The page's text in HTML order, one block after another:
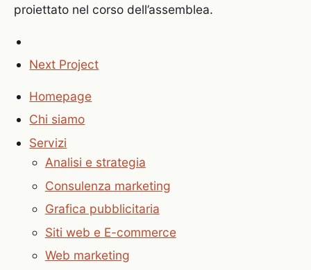
proiettato nel corso dell’assemblea.
Next Project
Homepage
Chi siamo
Servizi
Analisi e strategia
Consulenza marketing
Grafica pubblicitaria
Siti web e E-commerce
Web marketing